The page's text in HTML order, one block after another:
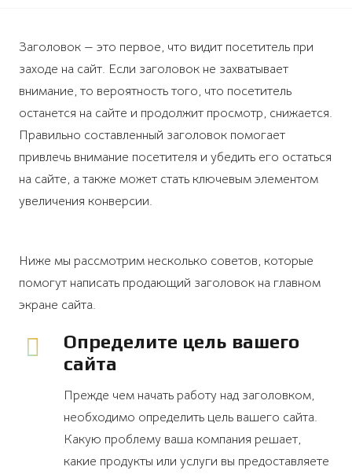
Заголовок — это первое, что видит посетитель при
заходе на сайт. Если заголовок не захватывает
внимание, то вероятность того, что посетитель
останется на сайте и продолжит просмотр, снижается.
Правильно составленный заголовок помогает
привлечь внимание посетителя и убедить его остаться
на сайте, а также может стать ключевым элементом
увеличения конверсии.
Ниже мы рассмотрим несколько советов, которые
помогут написать продающий заголовок на главном
экране сайта.
Определите цель вашего
сайта
Прежде чем начать работу над заголовком,
необходимо определить цель вашего сайта.
Какую проблему ваша компания решает,
какие продукты или услуги вы предоставляете